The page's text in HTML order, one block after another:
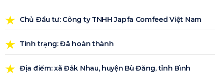
Chủ Đầu tư: Công ty TNHH Japfa Comfeed Việt Nam
Tình trạng: Đã hoàn thành
Địa điểm: xã Đắk Nhau, huyện Bù Đăng, tỉnh Bình